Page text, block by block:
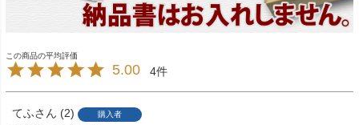
5.00 4
てふ 2 購入者